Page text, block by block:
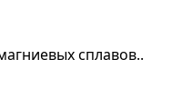
сплавов..